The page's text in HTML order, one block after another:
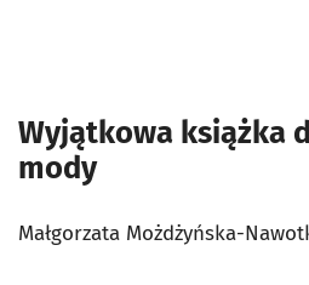
Wyjątkowa książka
mody
Małgorzata Możdżyńska-